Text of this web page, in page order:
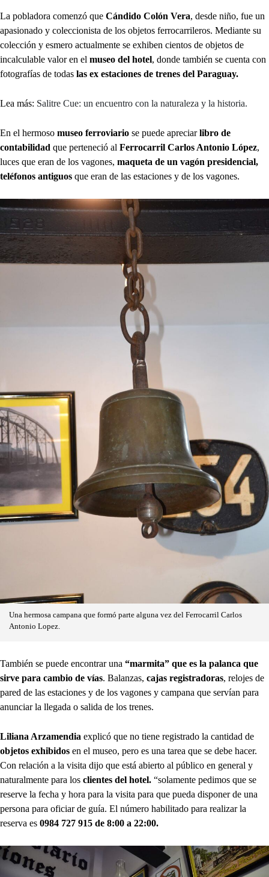
La pobladora comenzó que Cándido Colón Vera, desde niño, fue un
apasionado y coleccionista de los objetos ferrocarrileros. Mediante su
colección y esmero actualmente se exhiben cientos de objetos de
incalculable valor en el museo del hotel, donde también se cuenta con
fotografías de todas las ex estaciones de trenes del Paraguay.
Lea más: Salitre Cue: un encuentro con la naturaleza y la historia.
En el hermoso museo ferroviario se puede apreciarlibro de
contabilidad que perteneció al Ferrocarril Carlos Antonio López,
luces que eran de los vagones, maqueta de un vagón presidencial,
teléfonos antiguos que eran de las estaciones y de los vagones.
Una hermosa campana que formó parte alguna vez del Ferrocarril Carlos
Antonio Lopez.
También se puede encontrar una “marmita” que es la palanca que
sirve para cambio de vías. Balanzas, cajas registradoras, relojes de
pared de las estaciones y de los vagones y campana que servían para
anunciar la llegada o salida de los trenes.
Liliana Arzamendia explicó que no tiene registrado la cantidad de
objetos exhibidos en el museo, pero es una tarea que se debe hacer.
Con relación a la visita dijo que está abierto al público en general y
naturalmente para los clientes del hotel. “solamente pedimos que se
reserve la fecha y hora para la visita para que pueda disponer de una
persona para oficiar de guía. El número habilitado para realizar la
reserva es 0984 727 915 de 8:00 a 22:00.